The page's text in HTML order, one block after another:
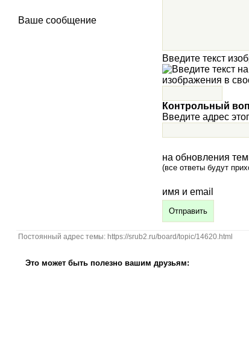
Ваше сообщение
Введите текст
Контрольный
Введите адрес
на обновления
(все ответы будут
имя и email
Постоянный адрес темы: https://srub2.ru/board/topic/14620.html
Это может быть полезно вашим друзьям: